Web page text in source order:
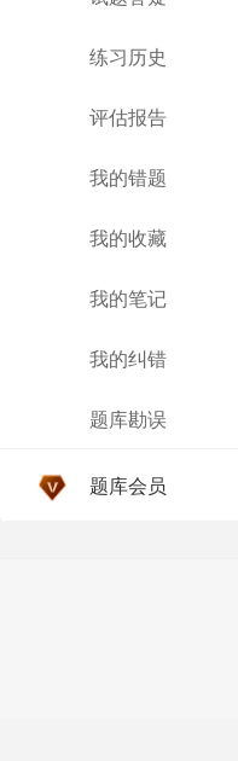
练习历史
评估报告
我的错题
我的收藏
我的笔记
我的纠错
题库勘误
题库会员